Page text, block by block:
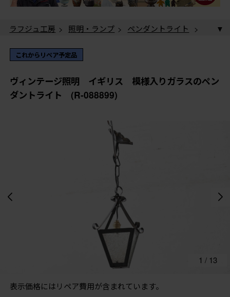
ラフジュ工房 > 照明・ランプ > ペンダントライト
ントライト (R-088899)
これからリペア予定品
ヴィンテージ照明 イギリス 模様入りガラスのペン
ダントライト (R-088899)
表示価格にはリペア費用が含まれています。
1 / 13